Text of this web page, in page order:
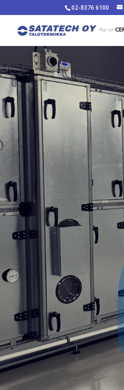
02-8376 6100